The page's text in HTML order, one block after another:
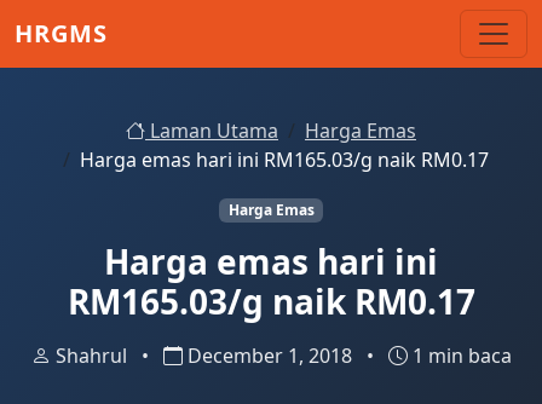
HRGMS
Laman Utama
Harga Emas
Harga emas hari ini RM165.03/g naik RM0.17
Harga Emas
Harga emas hari ini
RM165.03/g naik RM0.17
Shahrul • December 1, 2018 • 1 min baca